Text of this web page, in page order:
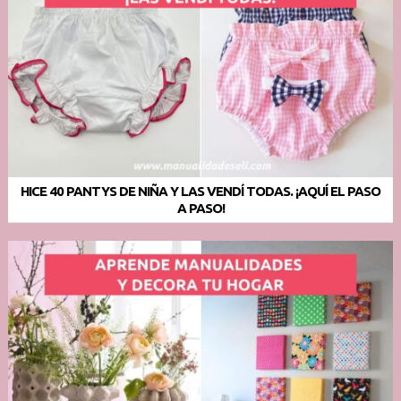
HICE 40 PANTYS DE NIÑA Y LAS VENDÍ TODAS. ¡AQUÍ EL PASO
A PASO!